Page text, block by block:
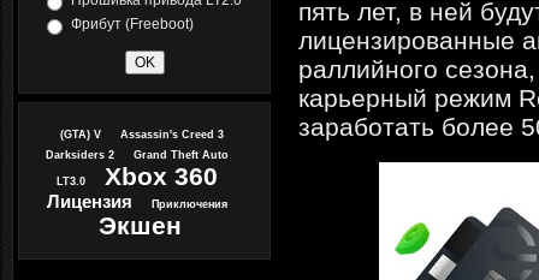
Фрибут (Freeboot)
(GTA) V
Assassin's Creed 3
Darksiders 2
Grand Theft Auto
LT3.0 Xbox 360
Лицензия Приключения
Экшен
пять лет, в ней
лицензированные
раллийного
карьерный режим
заработать более